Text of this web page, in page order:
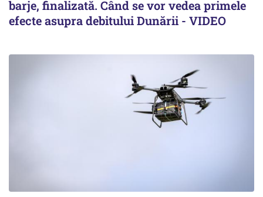
barje, finalizată. Când se vor vedea primele
efecte asupra debitului Dunării - VIDEO